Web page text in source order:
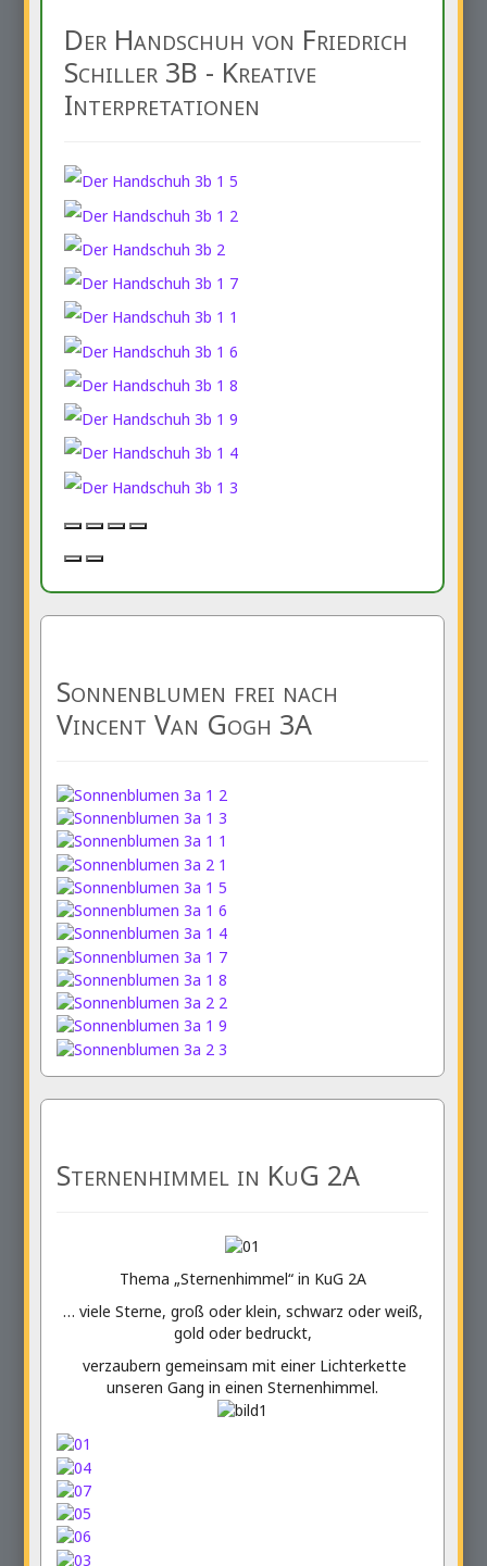
Der Handschuh von Friedrich
Schiller 3B - Kreative
Interpretationen
Sonnenblumen frei nach
Vincent Van Gogh 3A
Sternenhimmel in KuG 2A
Thema „Sternenhimmel“ in KuG 2A
… viele Sterne, groß oder klein, schwarz oder weiß,
gold oder bedruckt,
verzaubern gemeinsam mit einer Lichterkette
unseren Gang in einen Sternenhimmel.